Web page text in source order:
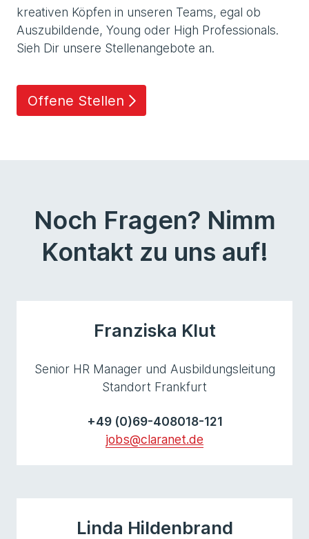
kreativen Köpfen in unseren Teams, egal ob
Auszubildende, Young oder High Professionals.
Sieh Dir unsere Stellenangebote an.
Offene Stellen
Noch Fragen? Nimm
Kontakt zu uns auf!
Franziska Klut
Senior HR Manager und Ausbildungsleitung
Standort Frankfurt
+49 (0)69-408018-121
jobs@claranet.de
Linda Hildenbrand